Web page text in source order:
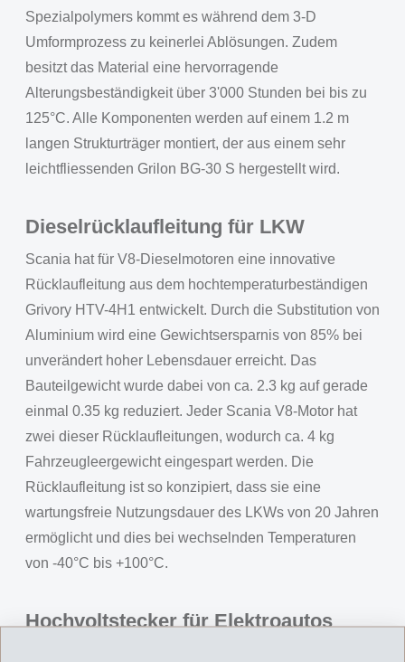
Spezialpolymers kommt es während dem 3-D
Umformprozess zu keinerlei Ablösungen. Zudem
besitzt das Material eine hervorragende
Alterungsbeständigkeit über 3'000 Stunden bei bis zu
125°C. Alle Komponenten werden auf einem 1.2 m
langen Strukturträger montiert, der aus einem sehr
leichtfliessenden Grilon BG-30 S hergestellt wird.
Dieselrücklaufleitung für LKW
Scania hat für V8-Dieselmotoren eine innovative
Rücklaufleitung aus dem hochtemperaturbeständigen
Grivory HTV-4H1 entwickelt. Durch die Substitution von
Aluminium wird eine Gewichtsersparnis von 85% bei
unverändert hoher Lebensdauer erreicht. Das
Bauteilgewicht wurde dabei von ca. 2.3 kg auf gerade
einmal 0.35 kg reduziert. Jeder Scania V8-Motor hat
zwei dieser Rücklaufleitungen, wodurch ca. 4 kg
Fahrzeugleergewicht eingespart werden. Die
Rücklaufleitung ist so konzipiert, dass sie eine
wartungsfreie Nutzungsdauer des LKWs von 20 Jahren
ermöglicht und dies bei wechselnden Temperaturen
von -40°C bis +100°C.
Hochvoltstecker für Elektroautos